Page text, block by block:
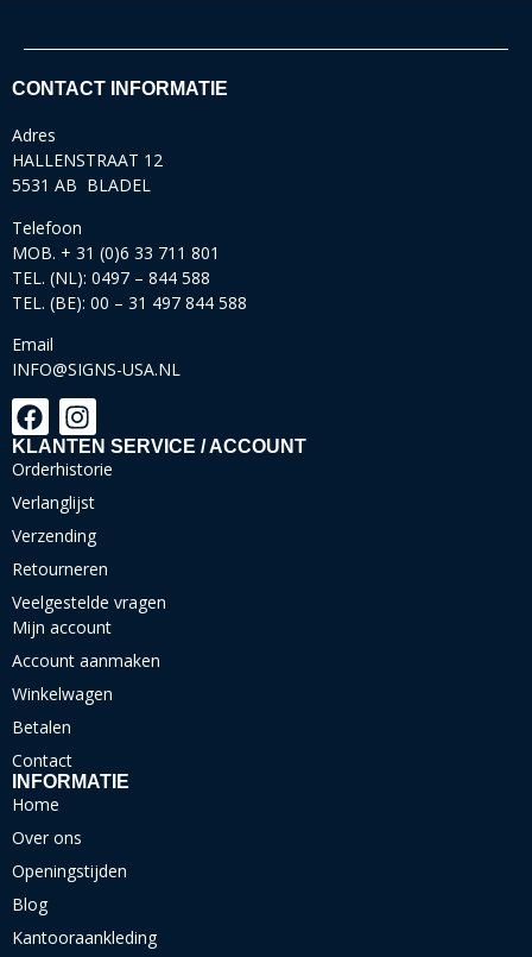
CONTACT INFORMATIE
Adres
HALLENSTRAAT 12
5531 AB BLADEL
Telefoon
MOB. + 31 (0)6 33 711 801
TEL. (NL): 0497 – 844 588
TEL. (BE): 00 – 31 497 844 588
Email
INFO@SIGNS-USA.NL
KLANTEN SERVICE / ACCOUNT
Orderhistorie
Verlanglijst
Verzending
Retourneren
Veelgestelde vragen
Mijn account
Account aanmaken
Winkelwagen
Betalen
Contact
INFORMATIE
Home
Over ons
Openingstijden
Blog
Kantooraankleding